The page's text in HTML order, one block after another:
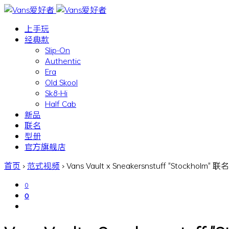
上手玩
经典款
Slip-On
Authentic
Era
Old Skool
Sk8-Hi
Half Cab
新品
联名
型册
官方旗舰店
首页 ›范式视频 ›Vans Vault x Sneakersnstuff "Stockholm" 联
0
0